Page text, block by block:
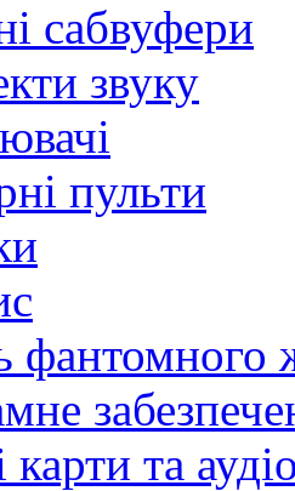
сабвуфери
звуку
пульти
фантомного
карти та